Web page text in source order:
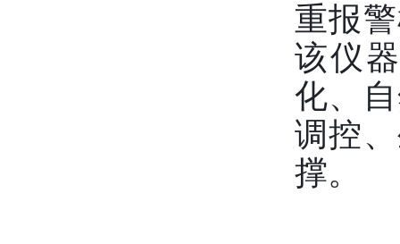
重报
该仪
化、
调控
撑。